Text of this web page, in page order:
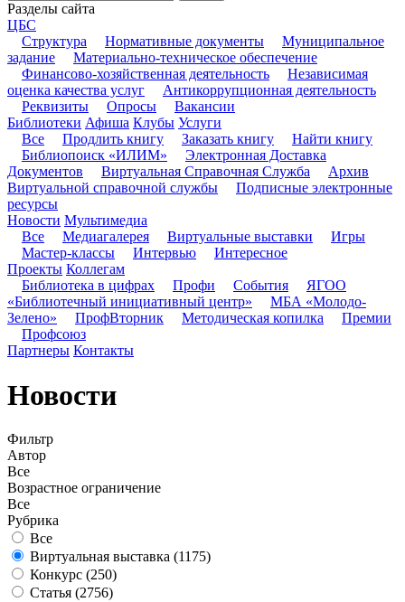
Разделы сайта
ЦБС
Структура
Нормативные документы
Муниципальное
задание
Материально-техническое обеспечение
Финансово-хозяйственная деятельность
Независимая
оценка качества услуг
Антикоррупционная деятельность
Реквизиты
Опросы
Вакансии
Библиотеки Афиша Клубы Услуги
Все
Продлить книгу Заказать книгу
Найти книгу
Библиопоиск «ИЛИМ»
Электронная Доставка
Документов
Виртуальная Справочная Служба
Архив
Виртуальной справочной службы
Подписные электронные
ресурсы
Новости Мультимедиа
Все
Медиагалерея Виртуальные выставки
Игры
Мастер-классы
Интервью
Интересное
Проекты Коллегам
Библиотека в цифрах
Профи События
ЯГОО
«Библиотечный инициативный центр»
МБА «Молодо-
Зелено»
ПрофВторник Методическая копилка
Премии
Профсоюз
Партнеры Контакты
Новости
Фильтр
Автор
Все
Возрастное ограничение
Все
Рубрика
Все
Виртуальная выставка (1175)
Конкурс (250)
Статья (2756)